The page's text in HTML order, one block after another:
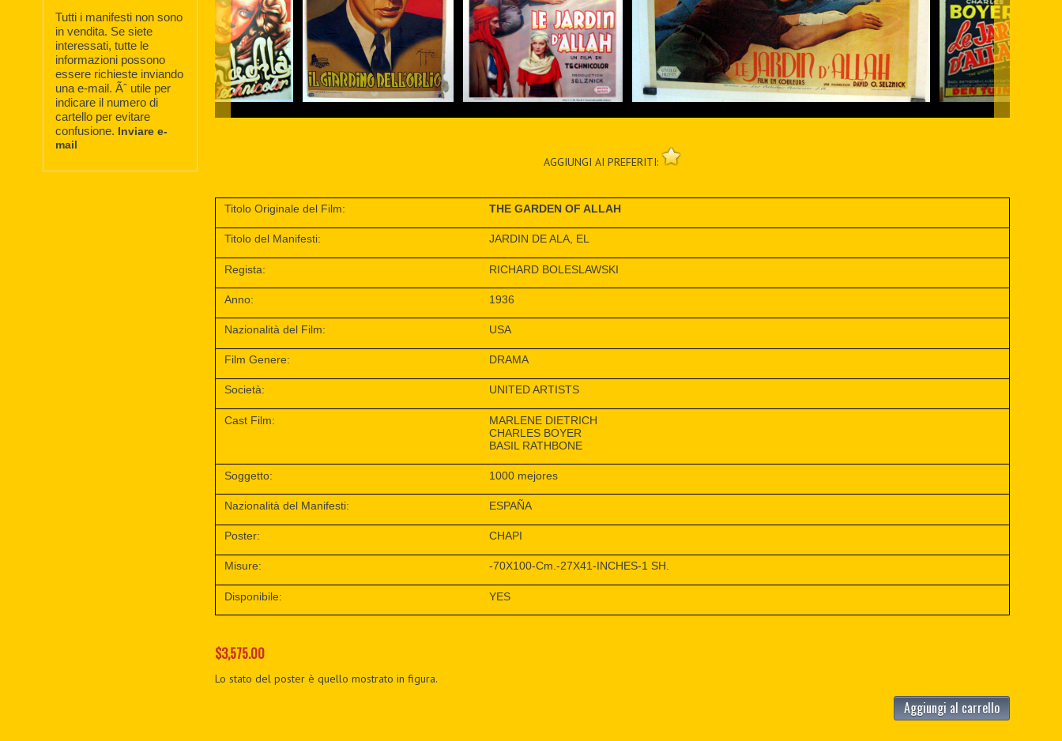
AGGIUNGI AI PREFERITI:
Titolo Originale del Film: THE GARDEN OF ALLAH
Titolo del Manifesti: JARDIN DE ALA, EL
Regista: RICHARD BOLESLAWSKI
Anno: 1936
Nazionalità del Film: USA
Film Genere: DRAMA
Società: UNITED ARTISTS
Cast Film:
MARLENE DIETRICH
CHARLES BOYER
BASIL RATHBONE
Soggetto: 1000 mejores
Nazionalità del Manifesti: ESPAÑA
Poster: CHAPI
Misure: -70X100-Cm.-27X41-INCHES-1 SH.
Disponibile: YES
$3,575.00
Lo stato del poster è quello mostrato in figura.
Aggiungi al carrello
Tutti i manifesti non sono
in vendita. Se siete
interessati, tutte le
informazioni possono
essere richieste inviando
una e-mail. Ãˆ utile per
indicare il numero di
cartello per evitare
confusione. Inviare e-
mail